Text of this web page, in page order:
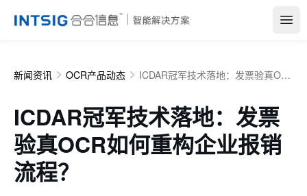
新闻资讯 OCR产品动态 ICDAR冠军技术落地：发票验真OCR如何重构企业报销流程？
ICDAR冠军技术落地：发票
验真OCR如何重构企业报销
流程？